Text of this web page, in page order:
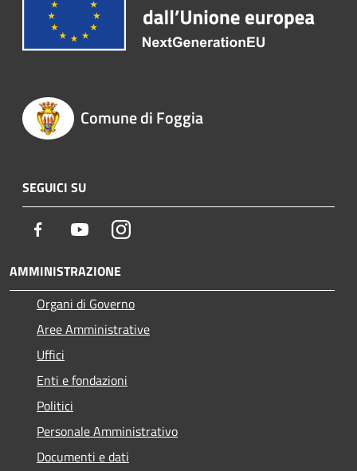
Comune di Foggia
SEGUICI SU
Facebook YoutubeInstagram
AMMINISTRAZIONE
Organi di Governo
Aree Amministrative
Uffici
Enti e fondazioni
Politici
Personale Amministrativo
Documenti e dati